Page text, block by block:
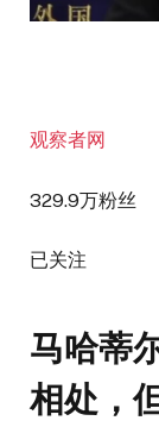
观察者网
329.9万粉丝
已关注
马哈蒂
相处，